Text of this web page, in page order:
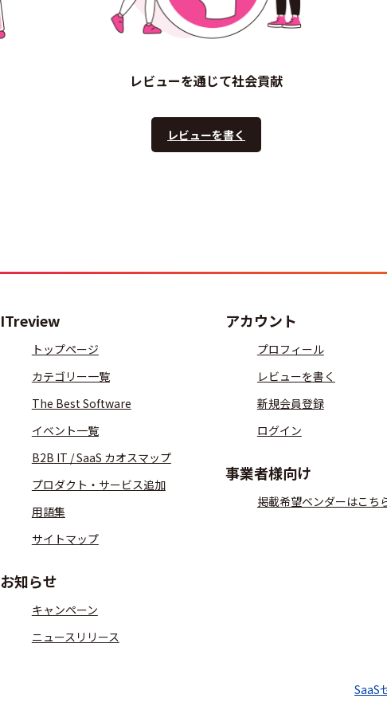
レビューを通じて社会貢献
レビューを書く
ITreview
トップページ
カテゴリー一覧
The Best Software
イベント一覧
B2B IT / SaaS カオスマップ
プロダクト・サービス追加
用語集
サイトマップ
お知らせ
キャンペーン
ニュースリリース
アカウント
プロフィール
レビューを書く
新規会員登録
ログイン
事業者様向け
掲載希望ベンダーはこち
SaaS